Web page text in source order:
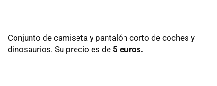
Conjunto de camiseta y pantalón corto de coches y
dinosaurios. Su precio es de 5 euros.